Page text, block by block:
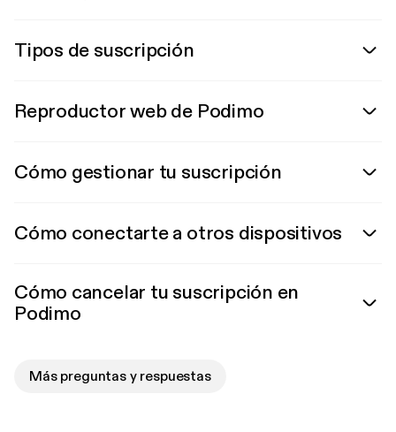
Tipos de suscripción
Reproductor web de Podimo
Cómo gestionar tu suscripción
Cómo conectarte a otros dispositivos
Cómo cancelar tu suscripción en
Podimo
Más preguntas y respuestas